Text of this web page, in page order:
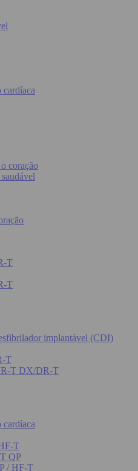
cardíaca
coração
T
T
implantável (CDI)
T
T DX/DR-T
cardíaca
T
QP
/ HF-T